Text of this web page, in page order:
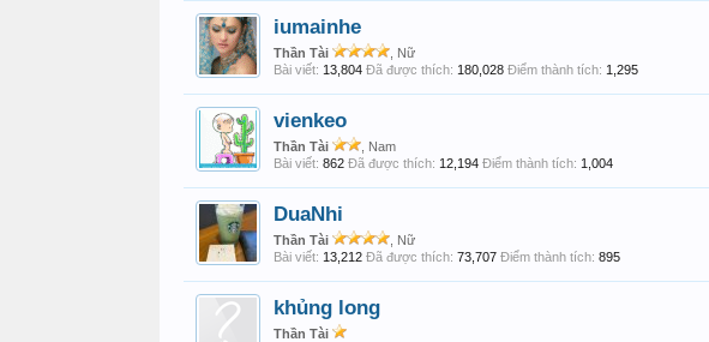
iumainhe
Thần Tài
, Nữ
Bài viết: 13,804 Đã được thích: 180,028 Điểm thành tích: 1,295
vienkeo
Thần Tài
, Nam
Bài viết: 862 Đã được thích: 12,194 Điểm thành tích: 1,004
DuaNhi
Thần Tài
, Nữ
Bài viết: 13,212 Đã được thích: 73,707 Điểm thành tích: 895
khủng long
Thần Tài